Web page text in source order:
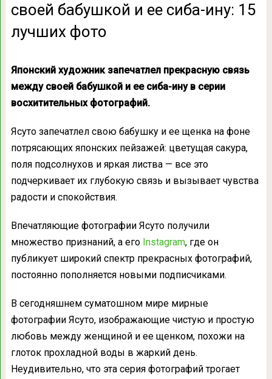
своей бабушкой и ее сиба-ину: 15
лучших фото
Японский художник запечатлел прекрасную связь
между своей бабушкой и ее сиба-ину в серии
восхитительных фотографий.
Ясуто запечатлел свою бабушку и ее щенка на фоне
потрясающих японских пейзажей: цветущая сакура,
поля подсолнухов и яркая листва — все это
подчеркивает их глубокую связь и вызывает чувства
радости и спокойствия.
Впечатляющие фотографии Ясуто получили
множество признаний, а его Instagram, где он
публикует широкий спектр прекрасных фотографий,
постоянно пополняется новыми подписчиками.
В сегодняшнем суматошном мире мирные
фотографии Ясуто, изображающие чистую и простую
любовь между женщиной и ее щенком, похожи на
глоток прохладной воды в жаркий день.
Неудивительно, что эта серия фотографий трогает